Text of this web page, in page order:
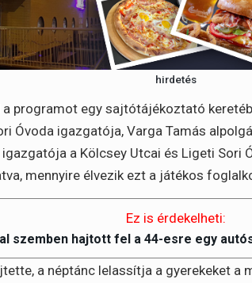
hirdetés
programot egy sajtótájékoztató
Óvoda igazgatója, Varga Tamás
a Kölcsey Utcai és Ligeti Sori
mennyire élvezik ezt a játékos
Ez is érdekelheti:
szemben hajtott fel a 44-esre egy
a néptánc lelassítja a gyerekeket a